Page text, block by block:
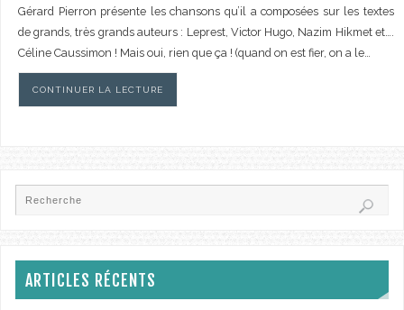
Gérard Pierron présente les chansons qu’il a composées sur les textes
de grands, très grands auteurs : Leprest, Victor Hugo, Nazim Hikmet et….
Céline Caussimon ! Mais oui, rien que ça ! (quand on est fier, on a le…
CONTINUER LA LECTURE
ARTICLES RÉCENTS